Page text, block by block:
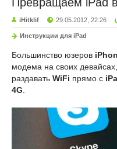
iHitklif 29.05.2012, 22:26
Инструкции для iPad
Большинство юзеров iPhon
модема на своих
раздавать WiFi прямо с
4G